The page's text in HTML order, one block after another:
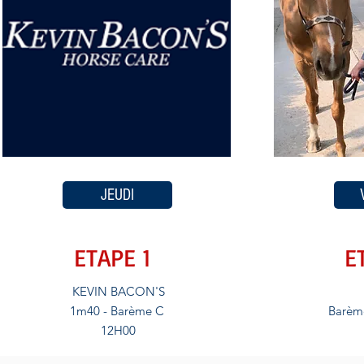
JEUDI
ETAPE 1
KEVIN BACON'S
1m40 - Barème C
12H00